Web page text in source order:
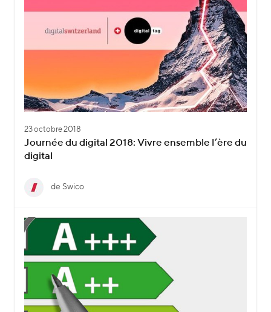
23 octobre 2018
Journée du digital 2018: Vivre ensemble l’ère du
digital
de Swico